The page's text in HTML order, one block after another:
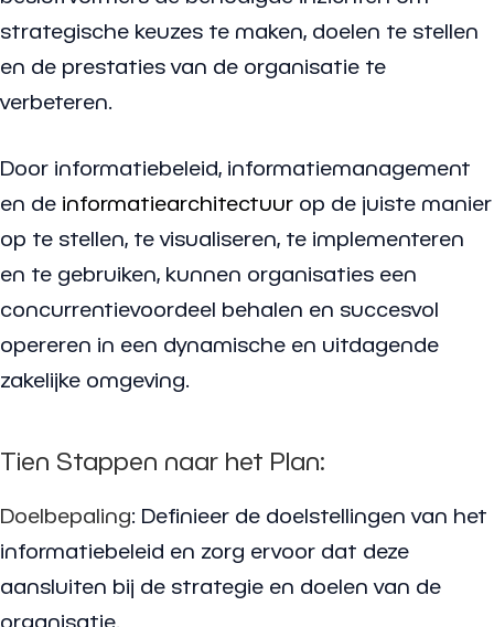
strategische keuzes te maken, doelen te stellen
en de prestaties van de organisatie te
verbeteren.
Door informatiebeleid, informatiemanagement
en de informatiearchitectuur op de juiste manier
op te stellen, te visualiseren, te implementeren
en te gebruiken, kunnen organisaties een
concurrentievoordeel behalen en succesvol
opereren in een dynamische en uitdagende
zakelijke omgeving.
Tien Stappen naar het Plan:
Doelbepaling: Definieer de doelstellingen van het
informatiebeleid en zorg ervoor dat deze
aansluiten bij de strategie en doelen van de
organisatie.